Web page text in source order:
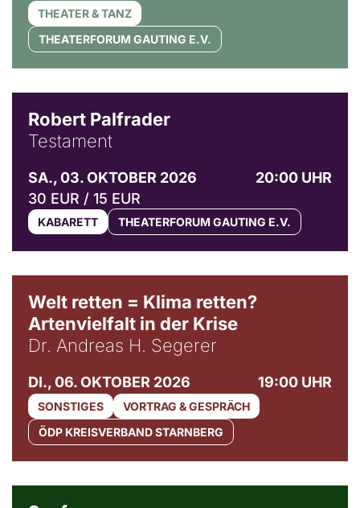
THEATER & TANZ
THEATERFORUM GAUTING E.V.
Robert Palfrader
Testament
SA., 03. OKTOBER 2026
20:00 UHR
30 EUR / 15 EUR
KABARETT THEATERFORUM GAUTING E.V.
Welt retten = Klima retten?
Artenvielfalt in der Krise
Dr. Andreas H. Segerer
DI., 06. OKTOBER 2026 19:00 UHR
SONSTIGES
VORTRAG & GESPRÄCH
ÖDP KREISVERBAND STARNBERG